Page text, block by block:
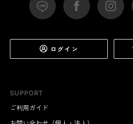
SUPPORT
ご利用ガイド
ログイン